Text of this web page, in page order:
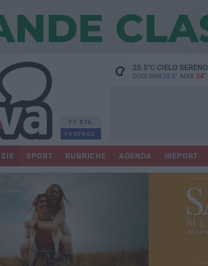
71.576
FANPAGE
25.5°CCIELO SERENO
OGGI MIN 25.5° MAX 34°
SPORT RUBRICHE AGENDA IREPORT